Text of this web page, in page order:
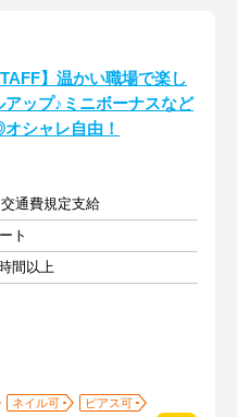
】温かい職場で楽し
アップ♪ミニボーナスなど
シャレ自由！
通費規定支給
ト
間以上
ネイル可
ピアス可